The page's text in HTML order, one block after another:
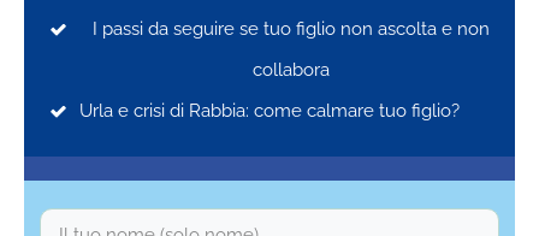
I passi da seguire se tuo figlio non ascolta e non
collabora
Urla e crisi di Rabbia: come calmare tuo figlio?